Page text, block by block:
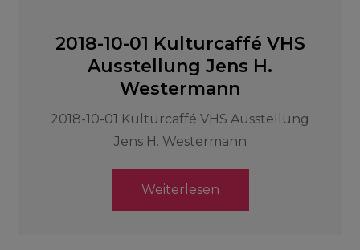
2018-10-01 Kulturcaffé VHS
Ausstellung Jens H.
Westermann
2018-10-01 Kulturcaffé VHS Ausstellung
Jens H. Westermann
Weiterlesen